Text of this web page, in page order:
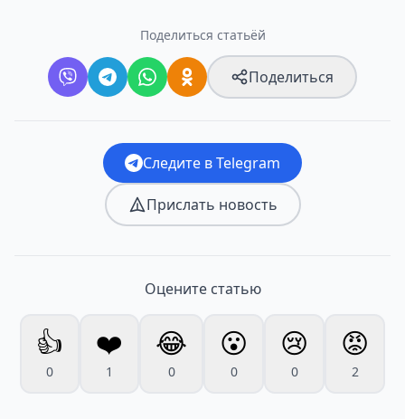
Поделиться статьёй
Поделиться
Следите в Telegram
Прислать новость
Оцените статью
👍
0
❤️
1
😂
0
😮
0
😢
0
😡
2